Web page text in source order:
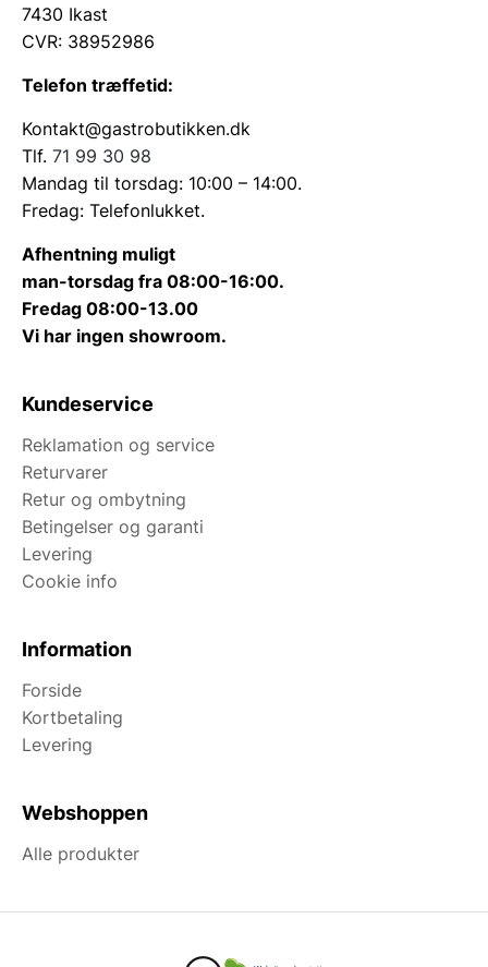
7430 Ikast
CVR: 38952986
Telefon træffetid:
Kontakt@gastrobutikken.dk
Tlf. 71 99 30 98
Mandag til torsdag: 10:00 – 14:00.
Fredag: Telefonlukket.
Afhentning muligt
man-torsdag fra 08:00-16:00.
Fredag 08:00-13.00
Vi har ingen showroom.
Kundeservice
Reklamation og service
Returvarer
Retur og ombytning
Betingelser og garanti
Levering
Cookie info
Information
Forside
Kortbetaling
Levering
Webshoppen
Alle produkter